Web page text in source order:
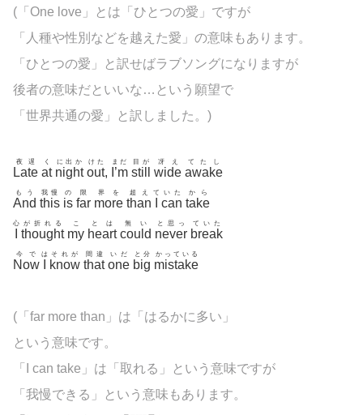
(「One love」とは「ひとつの愛」ですが
「人種や性別などを越えた愛」の意味もあります。
「ひとつの愛」と訳せばラブソングになりますが
後者の意味だといいな…という願望で
「世界共通の愛」と訳しました。)
Late
夜遅
at
く
night
に出か
out
けた
, I’m
まだ
still
目が
wide
冴え
awake
てたし
And
もう
this
我慢
is
の
far
限
more
界を
than
超え て
can
いた
take
から
心
thought
が折れる
my
こ
heart
とは
could
無い
never
と思っ
break
ていた
Now
今で は
know
それが
that
間違
one
いだ
big
と分
mistake
かっている
(「far more than」は「はるかに多い」
という意味です。
「I can take」は「取れる」という意味ですが
「我慢できる」という意味もあります。